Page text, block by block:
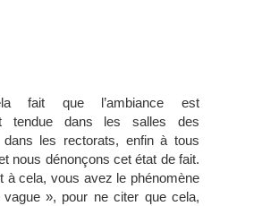
fait que l’ambiance est
tendue dans les salles des
dans les rectorats, enfin à tous
nous dénonçons cet état de fait.
à cela, vous avez le phénomène
», pour ne citer que cela,